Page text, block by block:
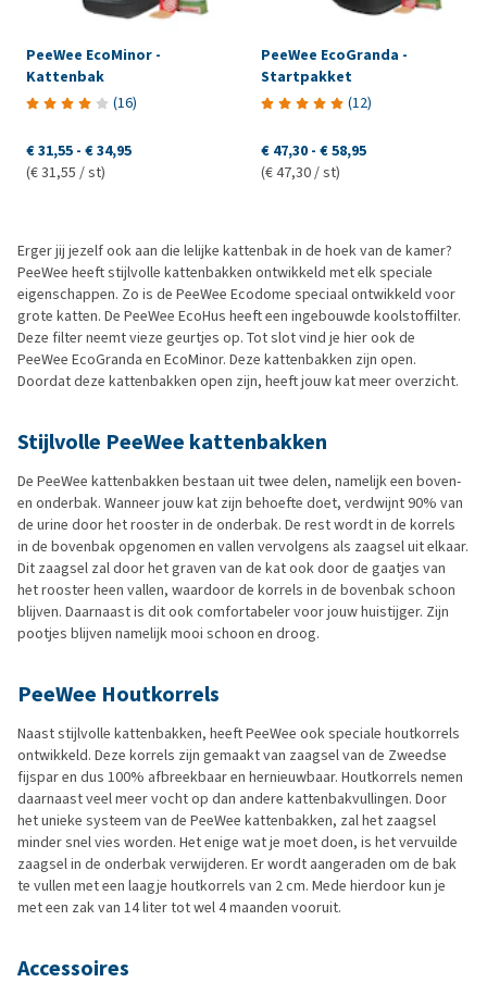
PeeWee EcoMinor -
Kattenbak
(16)
€ 31,55 - € 34,95
(€ 31,55 / st)
PeeWee EcoGranda -
Startpakket
(12)
€ 47,30 - € 58,95
(€ 47,30 / st)
Erger jij jezelf ook aan die lelijke kattenbak in de hoek van de kamer?
PeeWee heeft stijlvolle kattenbakken ontwikkeld met elk speciale
eigenschappen. Zo is de PeeWee Ecodome speciaal ontwikkeld voor
grote katten. De PeeWee EcoHus heeft een ingebouwde koolstoffilter.
Deze filter neemt vieze geurtjes op. Tot slot vind je hier ook de
PeeWee EcoGranda en EcoMinor. Deze kattenbakken zijn open.
Doordat deze kattenbakken open zijn, heeft jouw kat meer overzicht.
Stijlvolle PeeWee kattenbakken
De PeeWee kattenbakken bestaan uit twee delen, namelijk een boven-
en onderbak. Wanneer jouw kat zijn behoefte doet, verdwijnt 90% van
de urine door het rooster in de onderbak. De rest wordt in de korrels
in de bovenbak opgenomen en vallen vervolgens als zaagsel uit elkaar.
Dit zaagsel zal door het graven van de kat ook door de gaatjes van
het rooster heen vallen, waardoor de korrels in de bovenbak schoon
blijven. Daarnaast is dit ook comfortabeler voor jouw huistijger. Zijn
pootjes blijven namelijk mooi schoon en droog.
PeeWee Houtkorrels
Naast stijlvolle kattenbakken, heeft PeeWee ook speciale houtkorrels
ontwikkeld. Deze korrels zijn gemaakt van zaagsel van de Zweedse
fijspar en dus 100% afbreekbaar en hernieuwbaar. Houtkorrels nemen
daarnaast veel meer vocht op dan andere kattenbakvullingen. Door
het unieke systeem van de PeeWee kattenbakken, zal het zaagsel
minder snel vies worden. Het enige wat je moet doen, is het vervuilde
zaagsel in de onderbak verwijderen. Er wordt aangeraden om de bak
te vullen met een laagje houtkorrels van 2 cm. Mede hierdoor kun je
met een zak van 14 liter tot wel 4 maanden vooruit.
Accessoires